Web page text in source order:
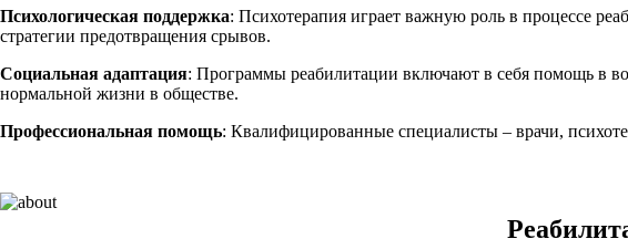
Психологическая поддержка: Психотерапия играет важную роль в процессе
стратегии предотвращения срывов.
Социальная адаптация: Программы реабилитации включают в себя помощь в
нормальной жизни в обществе.
Профессиональная помощь: Квалифицированные специалисты – врачи,